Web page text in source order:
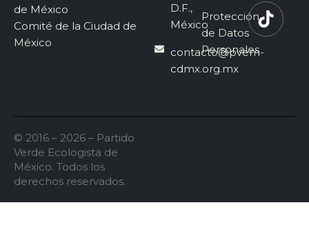
de México
Comité de la Ciudad de
México
D.F.,
México
contacto@pvem-
cdmx.org.mx
Protección
de Datos
Personales
© 2016 – 2026 – Partido
Verde Ecologista de
México. Todos los
derechos reservados.